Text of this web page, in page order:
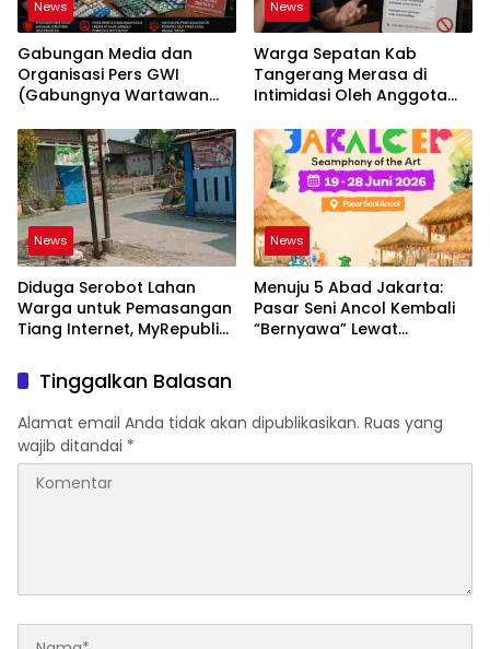
News
Gabungan Media dan
Organisasi Pers GWI
(Gabungnya Wartawan
Usut Tuntas Jaringan
Peredaran Obat Keras
Daftar G di Pamulang
News
Warga Sepatan Kab
Tangerang Merasa di
Intimidasi Oleh Anggota
Kota Usai Melaporkan ke
110
News
Diduga Serobot Lahan
Warga untuk Pemasangan
Tiang Internet, MyRepublic
Polisi
News
Menuju 5 Abad Jakarta:
Pasar Seni Ancol Kembali
“Bernyawa” Lewat
Tinggalkan Balasan
Alamat email Anda tidak akan dipublikasikan. Ruas yang
wajib ditandai *